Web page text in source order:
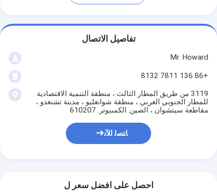
تفاصيل الاتصال
Mr. Howard
+86 136 7811 8132
3119 من طريق المطار الثالث ، منطقة التنمية الاقتصادية
للمطار الجنوبي الغربي ، منطقة شوانغليو ، مدينة تشنغدو ،
مقاطعة سيتشوان ، الصين. الكمبيوتر. 610207
ﺎﺘﺼﻟ ﺍﻶﻧ
احصل على افضل سعر ل